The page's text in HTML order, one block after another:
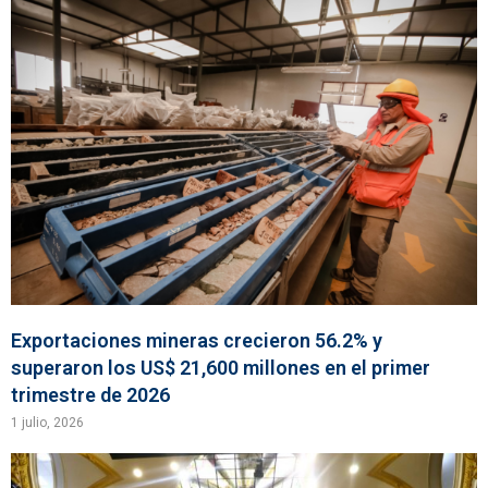
Exportaciones mineras crecieron 56.2% y
superaron los US$ 21,600 millones en el primer
trimestre de 2026
1 julio, 2026